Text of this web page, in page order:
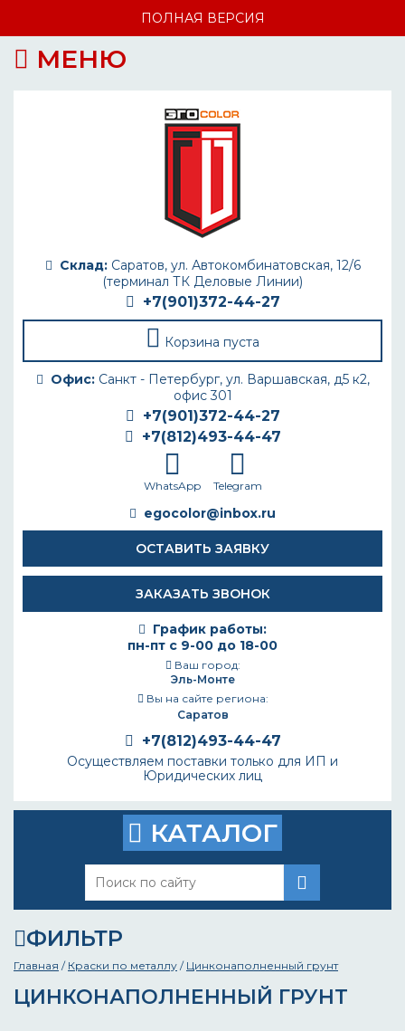
ПОЛНАЯ ВЕРСИЯ
МЕНЮ
Склад:Саратов, ул. Автокомбинатовская, 12/6
(терминал ТК Деловые Линии)
+7(901)372-44-27
Корзина пуста
Офис:Санкт - Петербург, ул. Варшавская, д5 к2,
офис 301
+7(901)372-44-27
+7(812)493-44-47
WhatsApp Telegram
egocolor@inbox.ru
ОСТАВИТЬ ЗАЯВКУ
ЗАКАЗАТЬ ЗВОНОК
График работы:
пн-пт с 9-00 до 18-00
Ваш город:
Эль-Монте
Вы на сайте региона:
Саратов
+7(812)493-44-47
Осуществляем поставки только для ИП и
Юридических лиц
КАТАЛОГ
ФИЛЬТР
Главная / Краски по металлу / Цинконаполненный грунт
ЦИНКОНАПОЛНЕННЫЙ ГРУНТ